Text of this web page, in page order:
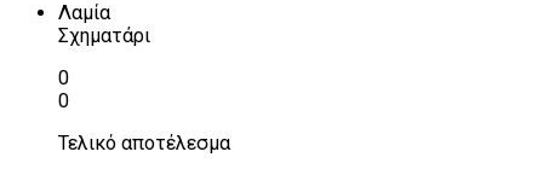
Λαμία
Σχηματάρι
0
0
Τελικό αποτέλεσμα